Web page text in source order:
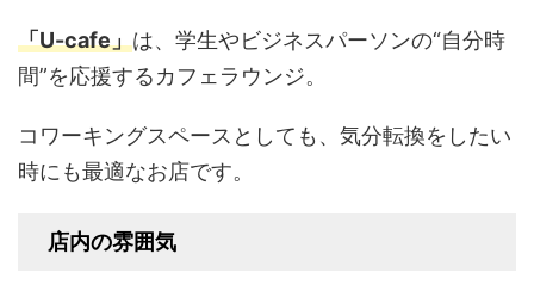
「U-cafe」は、学生やビジネスパーソンの“自分時
間”を応援するカフェラウンジ。
コワーキングスペースとしても、気分転換をしたい
時にも最適なお店です。
店内の雰囲気